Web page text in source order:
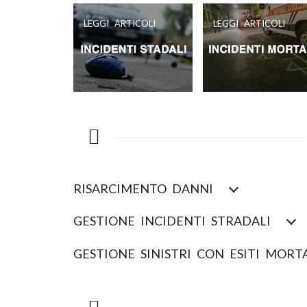
LEGGI ARTICOLI LEGGI ARTICOLI
RISARCIMENTO DANNI
GESTIONE INCIDENTI STRADALI
GESTIONE SINISTRI CON ESITI